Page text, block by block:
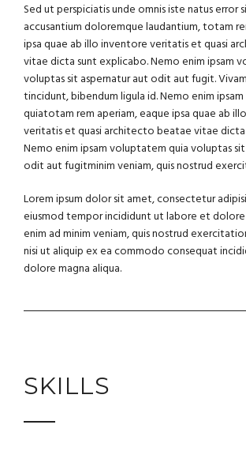
Sed ut perspiciatis unde omnis iste natus
accusantium doloremque laudantium, totam
ipsa quae ab illo inventore veritatis et quasi
vitae dicta sunt explicabo. Nemo enim ipsam
voluptas sit aspernatur aut odit aut fugit.
tincidunt, bibendum ligula id. Nemo enim
quiatotam rem aperiam, eaque ipsa quae ab
veritatis et quasi architecto beatae vitae
Nemo enim ipsam voluptatem quia voluptas
odit aut fugitminim veniam, quis nostrud
Lorem ipsum dolor sit amet, consectetur
eiusmod tempor incididunt ut labore et dolore
enim ad minim veniam, quis nostrud
nisi ut aliquip ex ea commodo consequat
dolore magna aliqua.
SKILLS